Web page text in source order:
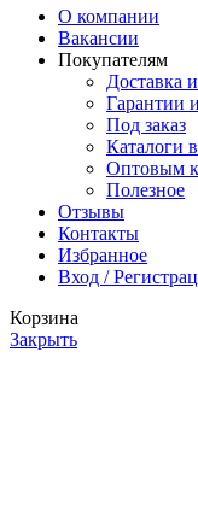
О компании
Вакансии
Покупателям
Доставка
Гарантии
Под заказ
Каталоги
Оптовым
Полезное
Отзывы
Контакты
Избранное
Вход /
Корзина
Закрыть